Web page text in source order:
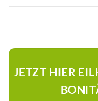
JETZT HIER